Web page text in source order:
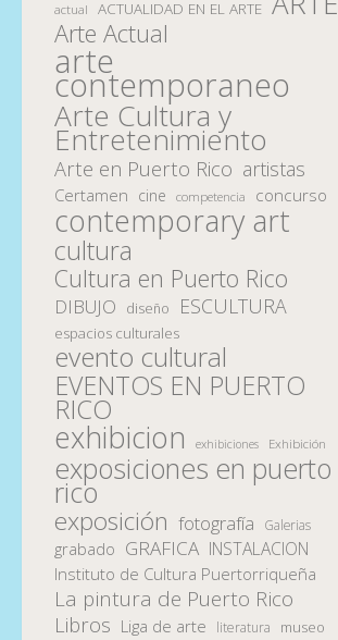
actual ACTUALIDAD EN EL ARTE
Arte Actual
arte
contemporaneo
Arte Cultura y
Entretenimiento
Arte en Puerto Rico artistas
Certamen cine competencia concurso
contemporary art
cultura
Cultura en Puerto Rico
DIBUJO diseño ESCULTURA
espacios culturales
evento cultural
EVENTOS EN PUERTO
RICO
exhibicion exhibiciones Exhibición
exposiciones en puerto
rico
exposición fotografía Galerias
grabado GRAFICA INSTALACION
Instituto de Cultura Puertorriqueña
La pintura de Puerto Rico
Libros Liga de arte literatura museo